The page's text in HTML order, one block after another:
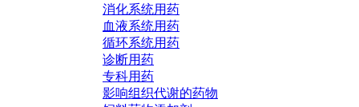
消化系统用药
血液系统用药
循环系统用药
诊断用药
专科用药
影响组织代谢的药物